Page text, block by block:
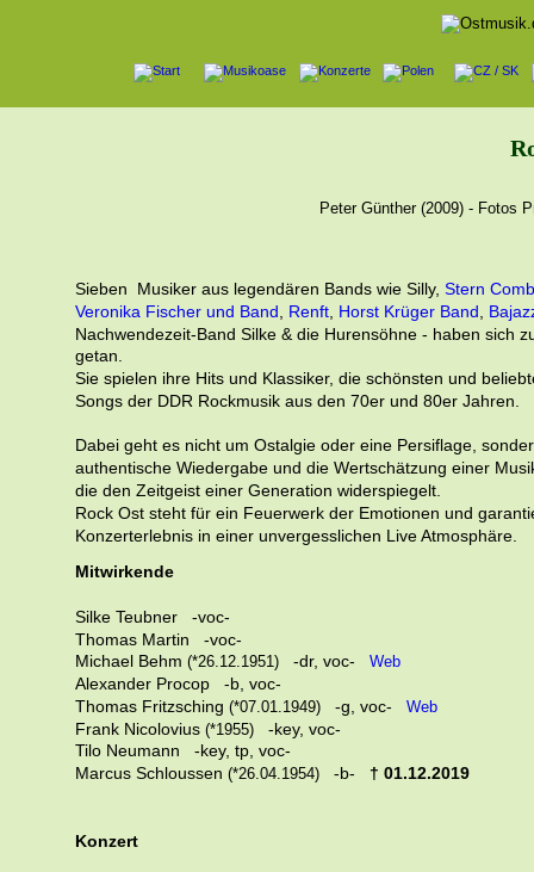
Peter Günther (2009) - Fotos
Sieben  Musiker aus legendären Bands wie Silly, Stern
Veronika Fischer und Band
Renft Horst Krüger Band
Nachwendezeit-Band Silke & die Hurensöhne - haben sich
getan.
Sie spielen ihre Hits und Klassiker, die schönsten und
Songs der DDR Rockmusik aus den 70er und 80er Jahren.
Dabei geht es nicht um Ostalgie oder eine Persiflage,
authentische Wiedergabe und die Wertschätzung einer
die den Zeitgeist einer Generation widerspiegelt.
Rock Ost steht für ein Feuerwerk der Emotionen und
Konzerterlebnis in einer unvergesslichen Live Atmosphäre.
Mitwirkende
Silke Teubner   -voc-
Thomas Martin   -voc-
Michael Behm (*26.12.1951)
   -dr, voc-
Web
Alexander Procop   -b, voc-
Thomas Fritzsching (*07.01.1949)
   -g, voc-
Web
Frank Nicolovius (*1955)
   -key, voc-
Tilo Neumann   -key, tp, voc-
Marcus Schloussen (*26.04.1954)
   -b-
† 01.12.2019
Konzert